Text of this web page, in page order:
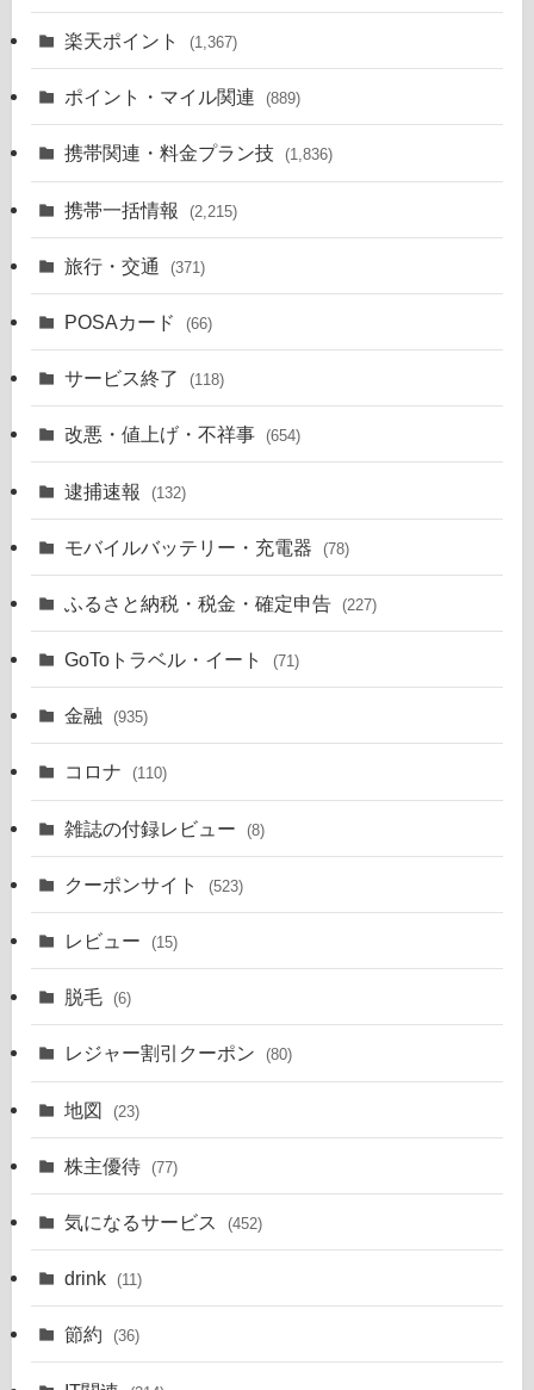
楽天ポイント (1,367)
ポイント・マイル関連 (889)
携帯関連・料金プラン技 (1,836)
携帯一括情報 (2,215)
旅行・交通 (371)
POSAカード (66)
サービス終了 (118)
改悪・値上げ・不祥事 (654)
逮捕速報 (132)
モバイルバッテリー・充電器 (78)
ふるさと納税・税金・確定申告 (227)
GoToトラベル・イート (71)
金融 (935)
コロナ (110)
雑誌の付録レビュー (8)
クーポンサイト (523)
レビュー (15)
脱毛 (6)
レジャー割引クーポン (80)
地図 (23)
株主優待 (77)
気になるサービス (452)
drink (11)
節約 (36)